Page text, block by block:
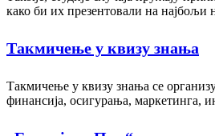
како би их презентовали на најбољи
Такмичење у квизу знања
Такмичење у квизу знања се
финансија, осигурања, маркетинга,